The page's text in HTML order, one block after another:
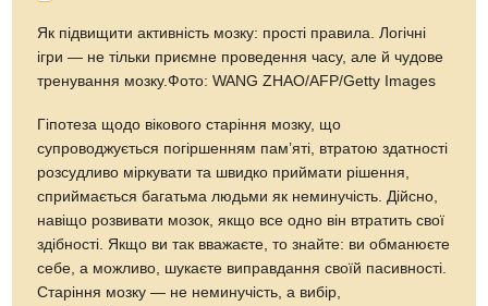
Як підвищити активність мозку: прості правила. Логічні
ігри — не тільки приємне проведення часу, але й чудове
тренування мозку.Фото: WANG ZHAO/AFP/Getty Images
Гіпотеза щодо вікового старіння мозку, що
супроводжується погіршенням пам’яті, втратою здатності
розсудливо міркувати та швидко приймати рішення,
сприймається багатьма людьми як неминучість. Дійсно,
навіщо розвивати мозок, якщо все одно він втратить свої
здібності. Якщо ви так вважаєте, то знайте: ви обманюєте
себе, а можливо, шукаєте виправдання своїй пасивності.
Старіння мозку — не неминучість, а вибір,